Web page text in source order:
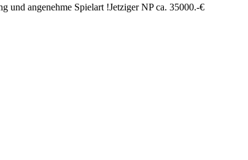
und angenehme Spielart !Jetziger NP ca. 35000.-€